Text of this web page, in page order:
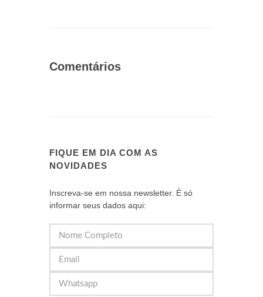
Comentários
FIQUE EM DIA COM AS
NOVIDADES
Inscreva-se em nossa newsletter. É só
informar seus dados aqui: